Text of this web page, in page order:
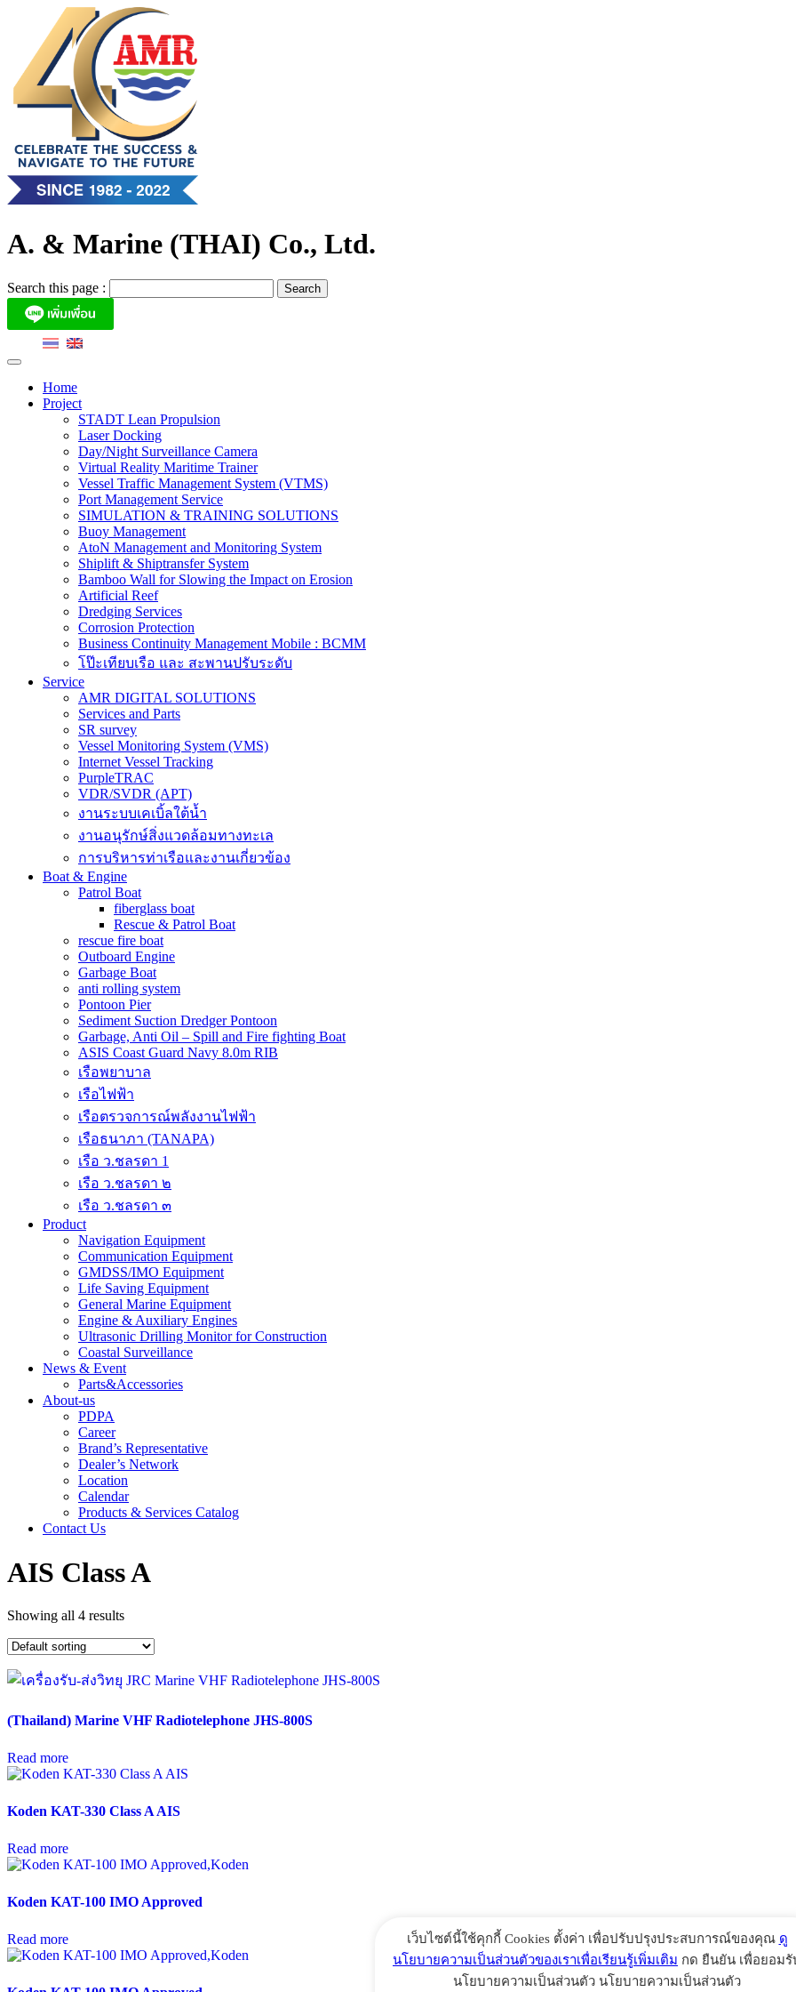
content
A. & Marine (THAI) Co., Ltd.
Search this page :
Home
Project
STADT Lean Propulsion
Laser Docking
Day/Night Surveillance Camera
Virtual Reality Maritime Trainer
Vessel Traffic Management System (VTMS)
Port Management Service
SIMULATION & TRAINING SOLUTIONS
Buoy Management
AtoN Management and Monitoring System
Shiplift & Shiptransfer System
Bamboo Wall for Slowing the Impact on Erosion
Artificial Reef
Dredging Services
Corrosion Protection
Business Continuity Management Mobile : BCMM
โป๊ะเทียบเรือ และ สะพานปรับระดับ
Service
AMR DIGITAL SOLUTIONS
Services and Parts
SR survey
Vessel Monitoring System (VMS)
Internet Vessel Tracking
PurpleTRAC
VDR/SVDR (APT)
งานระบบเคเบิ้ลใต้น้ำ
งานอนุรักษ์สิ่งแวดล้อมทางทะเล
การบริหารท่าเรือและงานเกี่ยวข้อง
Boat & Engine
Patrol Boat
fiberglass boat
Rescue & Patrol Boat
rescue fire boat
Outboard Engine
Garbage Boat
anti rolling system
Pontoon Pier
Sediment Suction Dredger Pontoon
Garbage, Anti Oil – Spill and Fire fighting Boat
ASIS Coast Guard Navy 8.0m RIB
เรือพยาบาล
เรือไฟฟ้า
เรือตรวจการณ์พลังงานไฟฟ้า
เรือธนาภา (TANAPA)
เรือ ว.ชลรดา 1
เรือ ว.ชลรดา ๒
เรือ ว.ชลรดา ๓
Product
Navigation Equipment
Communication Equipment
GMDSS/IMO Equipment
Life Saving Equipment
General Marine Equipment
Engine & Auxiliary Engines
Ultrasonic Drilling Monitor for Construction
Coastal Surveillance
News & Event
Parts&Accessories
About-us
PDPA
Career
Brand’s Representative
Dealer’s Network
Location
Calendar
Products & Services Catalog
Contact Us
AIS Class A
Showing all 4 results
(Thailand) Marine VHF Radiotelephone JHS-800S
Read more
Koden KAT-330 Class A AIS
Read more
Koden KAT-100 IMO Approved
Read more เว็บไซต์นี้ใช้คุกกี้ Cookies ตั้งค่า เพื่อปรับปรุงประสบการณ์ของคุณ ดู
นโยบายความเป็นส่วนตัวของเราเพื่อเรียนรู้เพิ่มเติม กด ยืนยัน เพื่อยอมรั
นโยบายความเป็นส่วนตัว นโยบายความเป็นส่วนตัว